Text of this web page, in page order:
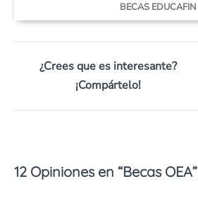
BECAS EDUCAFIN
¿Crees que es interesante?
¡Compártelo!
12 Opiniones en “Becas OEA”